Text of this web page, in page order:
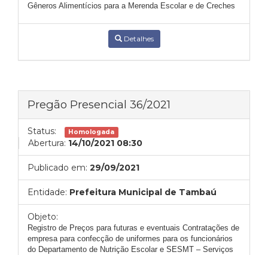
Gêneros Alimentícios para a Merenda Escolar e de Creches
Detalhes
Pregão Presencial 36/2021
Status: Homologada
Abertura: 14/10/2021 08:30
Publicado em: 29/09/2021
Entidade: Prefeitura Municipal de Tambaú
Objeto:
Registro de Preços para futuras e eventuais Contratações de
empresa para confecção de uniformes para os funcionários
do Departamento de Nutrição Escolar e SESMT – Serviços